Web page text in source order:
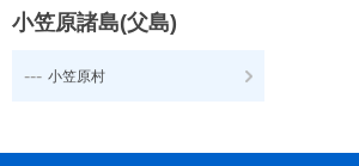
小笠原諸島(父島)
--- 小笠原村